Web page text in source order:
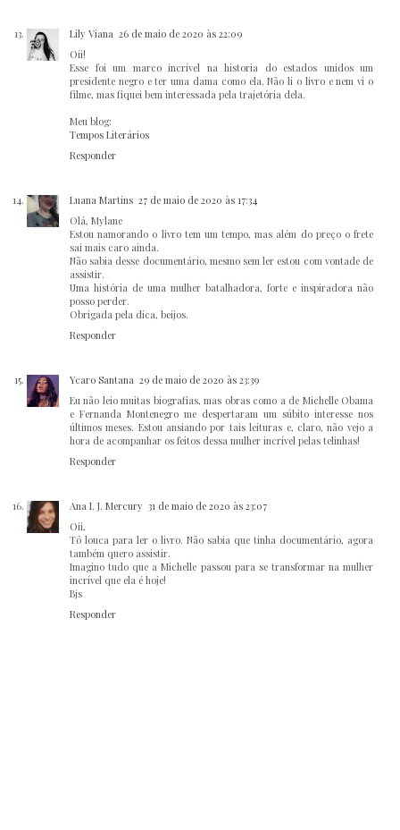
Lily Viana 26 de maio de 2020 às 22:09
Oii!
Esse foi um marco incrível na historia do estados unidos um
presidente negro e ter uma dama como ela. Não li o livro e nem vi o
filme, mas fiquei bem interessada pela trajetória dela.
Meu blog:
Tempos Literários
Responder
Luana Martins 27 de maio de 2020 às 17:34
Olá, Mylane
Estou namorando o livro tem um tempo, mas além do preço o frete
sai mais caro ainda.
Não sabia desse documentário, mesmo sem ler estou com vontade de
assistir.
Uma história de uma mulher batalhadora, forte e inspiradora não
posso perder.
Obrigada pela dica, beijos.
Responder
Ycaro Santana 29 de maio de 2020 às 23:39
Eu não leio muitas biografias, mas obras como a de Michelle Obama
e Fernanda Montenegro me despertaram um súbito interesse nos
últimos meses. Estou ansiando por tais leituras e, claro, não vejo a
hora de acompanhar os feitos dessa mulher incrível pelas telinhas!
Responder
Ana I. J. Mercury 31 de maio de 2020 às 23:07
Oii,
Tô louca para ler o livro. Não sabia que tinha documentário, agora
também quero assistir.
Imagino tudo que a Michelle passou para se transformar na mulher
incrível que ela é hoje!
Bjs
Responder